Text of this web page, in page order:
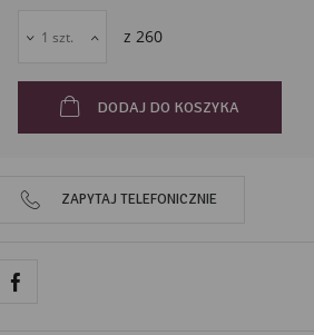
z 260
DODAJ DO KOSZYKA
ZAPYTAJ TELEFONICZNIE